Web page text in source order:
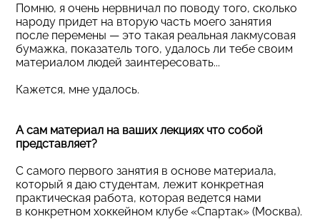
Помню, я очень нервничал по поводу того, сколько
народу придет на вторую часть моего занятия
после перемены — это такая реальная лакмусовая
бумажка, показатель того, удалось ли тебе своим
материалом людей заинтересовать...
Кажется, мне удалось.
А сам материал на ваших лекциях что собой
представляет?
С самого первого занятия в основе материала,
который я даю студентам, лежит конкретная
практическая работа, которая ведется нами
в конкретном хоккейном клубе «Спартак» (Москва).